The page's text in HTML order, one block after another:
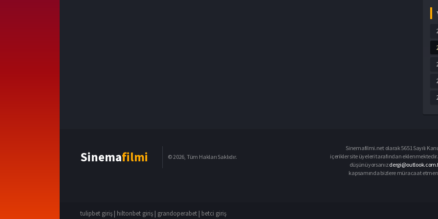
Sinemafilmi © 2026, Tüm Hakları Saklıdır.
Sinemafilmi.net olarak 5651 Sayılı
içerikler site üyeleri tarafından
düşünüyorsanız
kapsamında bizlere müracaat
tulipbet giriş | hiltonbet giriş | grandoperabet | betci giriş